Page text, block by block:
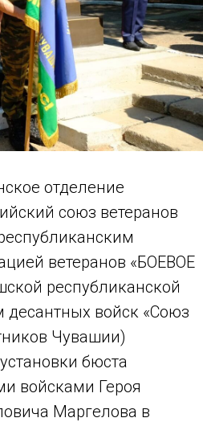
отделение
союз ветеранов
ветеранов «БОЕВОЕ
республиканской
десантных войск «Союз
Чувашии)
бюста
войсками Героя
Маргелова в